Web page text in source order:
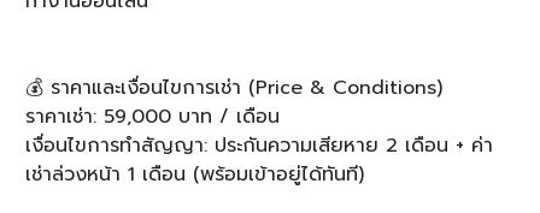
💰 ราคาและเงื่อนไขการเช่า (Price & Conditions)
ราคาเช่า: 59,000 บาท / เดือน
เงื่อนไขการทำสัญญา: ประกันความเสียหาย 2 เดือน + ค่า
เช่าล่วงหน้า 1 เดือน (พร้อมเข้าอยู่ได้ทันที)